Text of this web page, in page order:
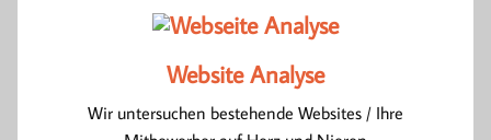
Website Analyse
Wir untersuchen bestehende Websites / Ihre